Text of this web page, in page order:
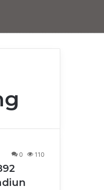
0 110